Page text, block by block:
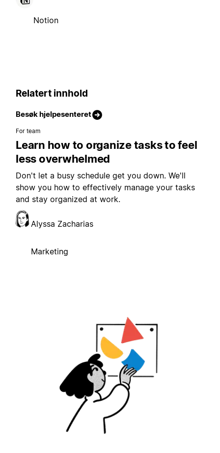
Notion
Relatert innhold
Besøk hjelpesenteret
For team
Learn how to organize tasks to feel
less overwhelmed
Don't let a busy schedule get you down. We'll
show you how to effectively manage your tasks
and stay organized at work.
Alyssa Zacharias
Marketing